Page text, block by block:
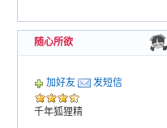
随心所欲
加好友 发短信
千年狐狸精